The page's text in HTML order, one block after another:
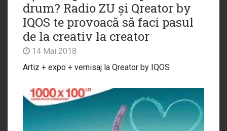
drum? Radio ZU și Qreator by
IQOS te provoacă să faci pasul
de la creativ la creator
14 Mai 2018
Artiz + expo + vernisaj la Qreator by IQOS